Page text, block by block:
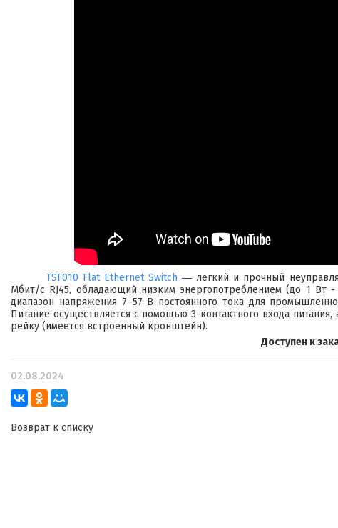
TSF010 Flat Ethernet Switch ― легкий и прочный
Мбит/с RJ45, обладающий низким энергопотреблением (до 1
диапазон напряжения 7–57 В постоянного тока для
Питание осуществляется с помощью 3-контактного входа
рейку (имеется встроенный кронштейн).
Доступен к
02.08.2024
Возврат к списку